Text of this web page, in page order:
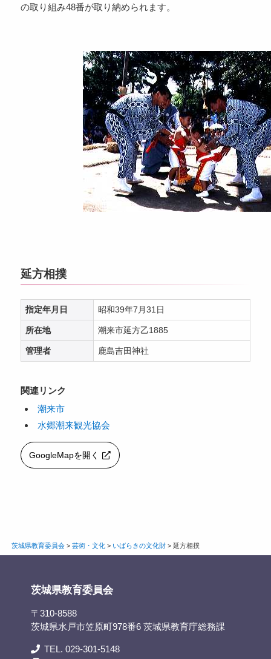
の取り組み48番が取り納められます。
延方相撲
指定年月日 昭和39年7月31日
所在地 潮来市延方乙1885
管理者 鹿島吉田神社
関連リンク
潮来市
水郷潮来観光協会
GoogleMapを開く
茨城県教育委員会> 芸術・文化> いばらきの文化財> 延方相撲
茨城県教育委員会
〒310-8588
茨城県水戸市笠原町978番6 茨城県教育庁総務課
TEL. 029-301-5148